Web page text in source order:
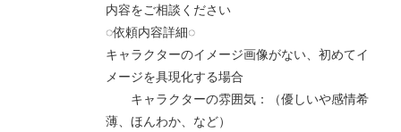
内容をご相談ください
◌依頼内容詳細◌
キャラクターのイメージ画像がない、初めてイ
メージを具現化する場合
キャラクターの雰囲気：（優しいや感情希
薄、ほんわか、など）